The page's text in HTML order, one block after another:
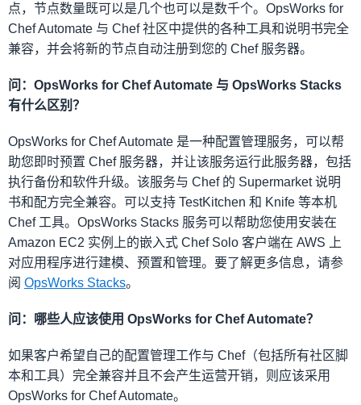
点，节点数量既可以是几个也可以是数千个。OpsWorks for
Chef Automate 与 Chef 社区中提供的各种工具和说明书完全
兼容，并会将新的节点自动注册到您的 Chef 服务器。
问：OpsWorks for Chef Automate 与 OpsWorks Stacks
有什么区别？
OpsWorks for Chef Automate 是一种配置管理服务，可以帮
助您即时预置 Chef 服务器，并让该服务运行此服务器，包括
执行备份和软件升级。该服务与 Chef 的 Supermarket 说明
书和配方完全兼容。可以支持 TestKitchen 和 Knife 等本机
Chef 工具。OpsWorks Stacks 服务可以帮助您使用安装在
Amazon EC2 实例上的嵌入式 Chef Solo 客户端在 AWS 上
对应用程序进行建模、预置和管理。要了解更多信息，请参
阅 OpsWorks Stacks。
问：哪些人应该使用 OpsWorks for Chef Automate？
如果客户希望自己的配置管理工作与 Chef（包括所有社区脚
本和工具）完全兼容并且不会产生运营开销，则应该采用
OpsWorks for Chef Automate。